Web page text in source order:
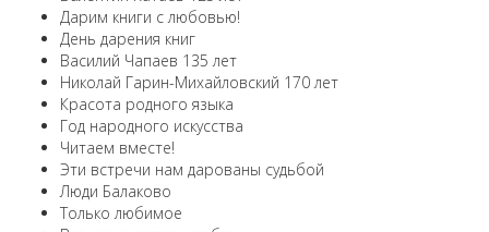
Дарим книги с любовью!
День дарения книг
Василий Чапаев 135 лет
Николай Гарин-Михайловский 170 лет
Красота родного языка
Год народного искусства
Читаем вместе!
Эти встречи нам дарованы судьбой
Люди Балаково
Только любимое